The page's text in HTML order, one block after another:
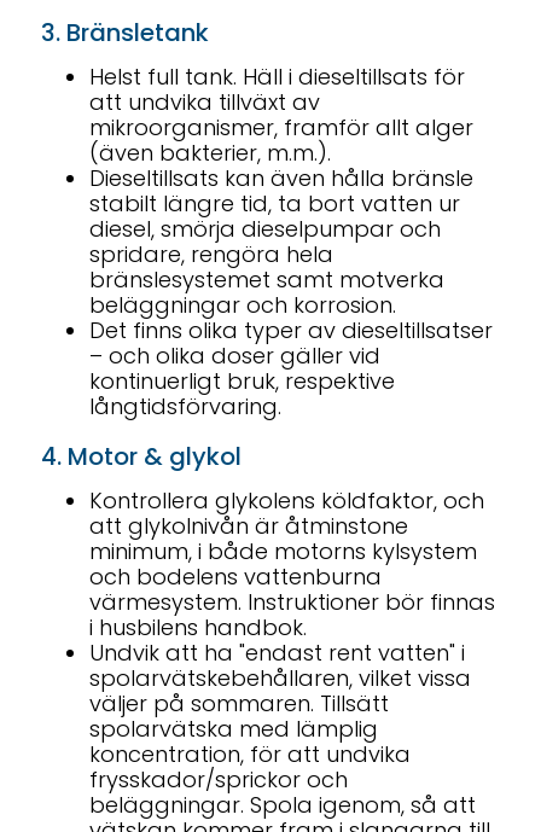
3. Bränsletank
Helst full tank. Häll i dieseltillsats för
att undvika tillväxt av
mikroorganismer, framför allt alger
(även bakterier, m.m.).
Dieseltillsats kan även hålla bränsle
stabilt längre tid, ta bort vatten ur
diesel, smörja dieselpumpar och
spridare, rengöra hela
bränslesystemet samt motverka
beläggningar och korrosion.
Det finns olika typer av dieseltillsatser
– och olika doser gäller vid
kontinuerligt bruk, respektive
långtidsförvaring.
4. Motor & glykol
Kontrollera glykolens köldfaktor, och
att glykolnivån är åtminstone
minimum, i både motorns kylsystem
och bodelens vattenburna
värmesystem. Instruktioner bör finnas
i husbilens handbok.
Undvik att ha "endast rent vatten" i
spolarvätskebehållaren, vilket vissa
väljer på sommaren. Tillsätt
spolarvätska med lämplig
koncentration, för att undvika
frysskador/sprickor och
beläggningar. Spola igenom, så att